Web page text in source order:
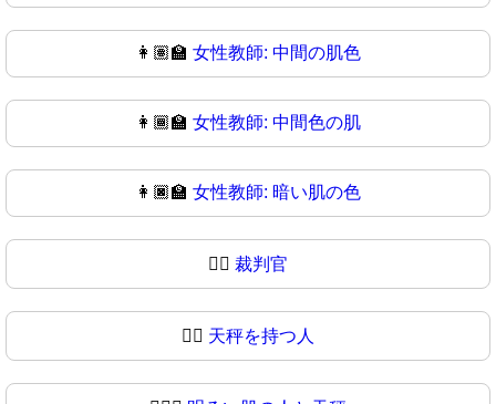
👩🏽‍🏫 女性教師: 中間の肌色
👩🏾‍🏫 女性教師: 中間色の肌
👩🏿‍🏫 女性教師: 暗い肌の色
🧑‍⚖️ 裁判官
🧑‍⚖ 天秤を持つ人